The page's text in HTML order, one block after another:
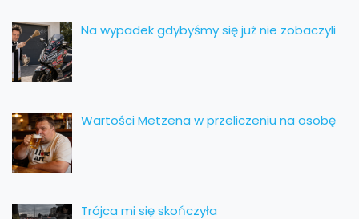
Na wypadek gdybyśmy się już nie zobaczyli
Wartości Metzena w przeliczeniu na osobę
Trójca mi się skończyła